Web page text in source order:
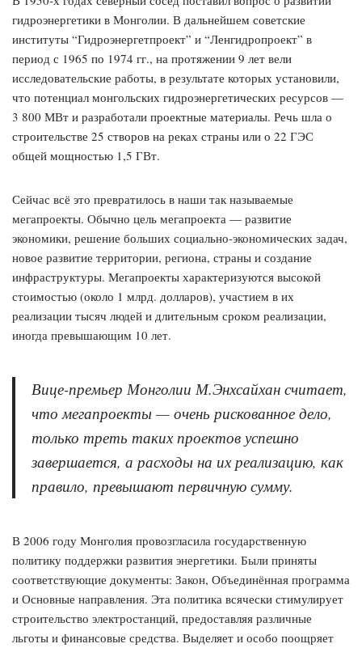
гидроэнергетики в Монголии. В дальнейшем советские
институты “Гидроэнергетпроект” и “Ленгидропроект” в
период с 1965 по 1974 гг., на протяжении 9 лет вели
исследовательские работы, в результате которых установили,
что потенциал монгольских гидроэнергетических ресурсов —
3 800 МВт и разработали проектные материалы. Речь шла о
строительстве 25 створов на реках страны или о 22 ГЭС
общей мощностью 1,5 ГВт.
Сейчас всё это превратилось в наши так называемые
мегапроекты. Обычно цель мегапроекта — развитие
экономики, решение больших социально-экономических задач,
новое развитие территории, региона, страны и создание
инфраструктуры. Мегапроекты характеризуются высокой
стоимостью (около 1 млрд. долларов), участием в их
реализации тысяч людей и длительным сроком реализации,
иногда превышающим 10 лет.
Вице-премьер Монголии М.Энхсайхан считает,
что мегапроекты — очень рискованное дело,
только треть таких проектов успешно
завершается, а расходы на их реализацию, как
правило, превышают первичную сумму.
В 2006 году Монголия провозгласила государственную
политику поддержки развития энергетики. Были приняты
соответствующие документы: Закон, Объединённая программа
и Основные направления. Эта политика всячески стимулирует
строительство электростанций, предоставляя различные
льготы и финансовые средства. Выделяет и особо поощряет